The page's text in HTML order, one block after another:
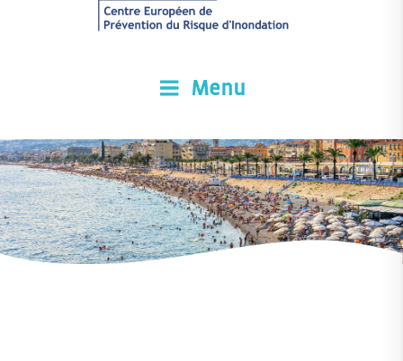
Menu